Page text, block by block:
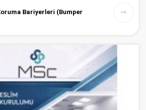
Bariyerleri (Bumper